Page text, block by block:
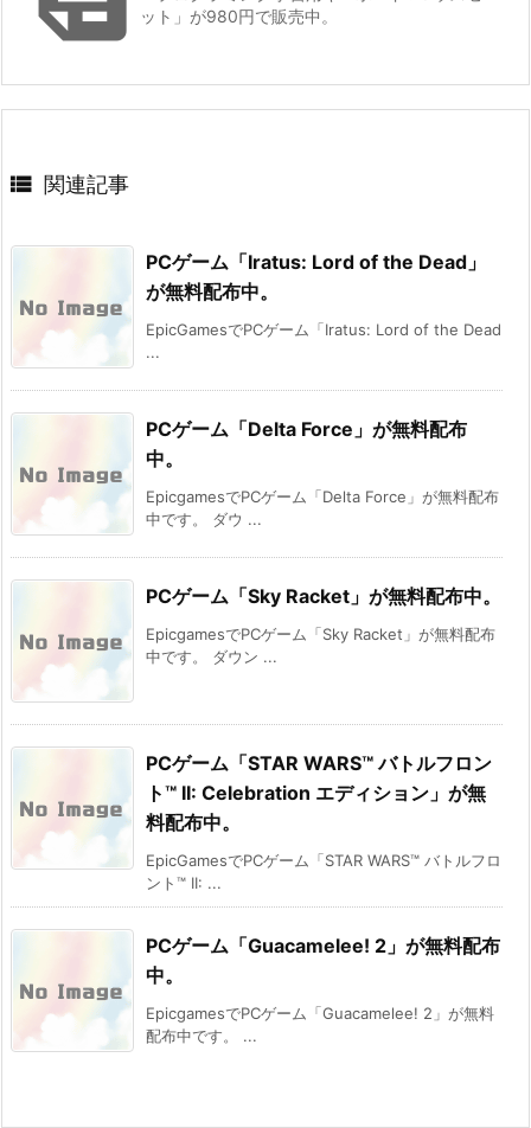
ット」が980円で販売中。
 関連記事
PCゲーム「Iratus: Lord of the Dead」
が無料配布中。
EpicGamesでPCゲーム「Iratus: Lord of the Dead
...
PCゲーム「Delta Force」が無料配布
中。
EpicgamesでPCゲーム「Delta Force」が無料配布
中です。 ダウ ...
PCゲーム「Sky Racket」が無料配布中。
EpicgamesでPCゲーム「Sky Racket」が無料配布
中です。 ダウン ...
PCゲーム「STAR WARS™ バトルフロン
ト™ II: Celebration エディション」が無
料配布中。
EpicGamesでPCゲーム「STAR WARS™ バトルフロ
ント™ II: ...
PCゲーム「Guacamelee! 2」が無料配布
中。
EpicgamesでPCゲーム「Guacamelee! 2」が無料
配布中です。 ...